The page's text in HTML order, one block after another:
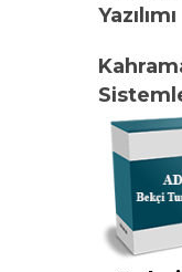
Yazılımı